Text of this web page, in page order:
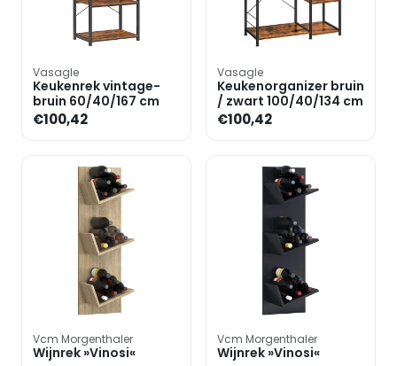
Vasagle
Keukenrek vintage-
bruin 60/40/167 cm
€100,42
Vasagle
Keukenorganizer bruin
/ zwart 100/40/134 cm
€100,42
Vcm Morgenthaler
Wijnrek »Vinosi«
Vcm Morgenthaler
Wijnrek »Vinosi«